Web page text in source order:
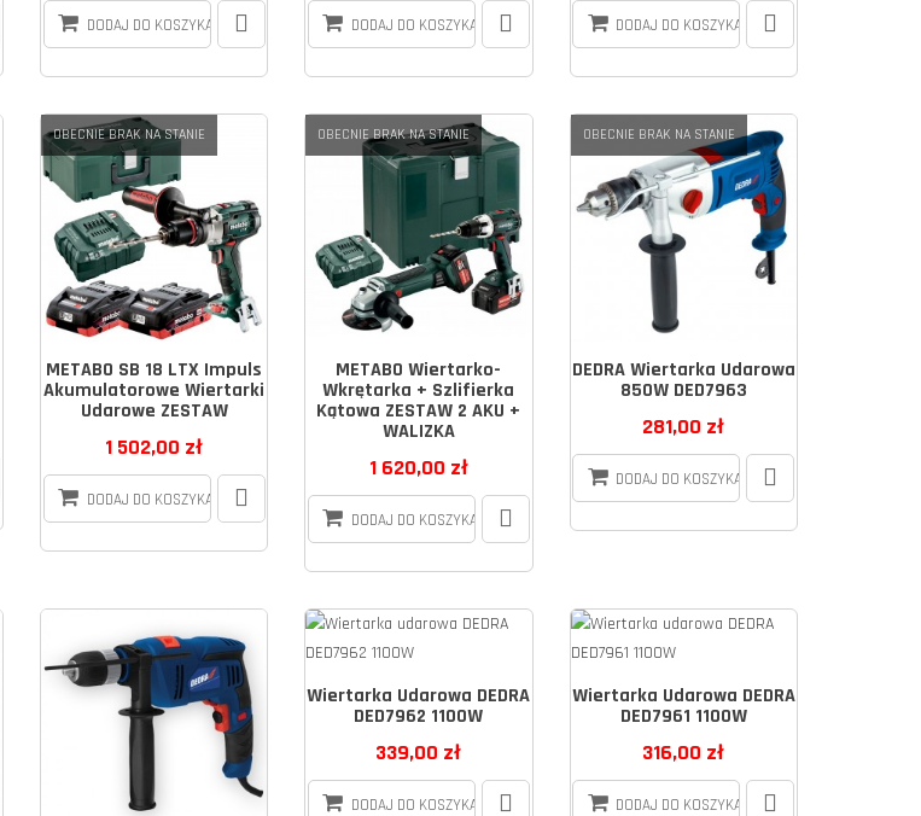
DODAJ DO KOSZYKA DODAJ DO KOSZYKA DODAJ DO KOSZYKA
METABO SB 18 LTX Impuls
Akumulatorowe Wiertarki
Udarowe ZESTAW
1 502,00 zł
DODAJ DO KOSZYKA
OBECNIE BRAK NA STANIE
METABO Wiertarko-
Wkrętarka + Szlifierka
Kątowa ZESTAW 2 AKU +
WALIZKA
1 620,00 zł
DODAJ DO KOSZYKA
OBECNIE BRAK NA STANIE
DEDRA Wiertarka Udarowa
850W DED7963
281,00 zł
DODAJ DO KOSZYKA
OBECNIE BRAK NA STANIE
Wiertarka Udarowa DEDRA
DED7962 1100W
339,00 zł
DODAJ DO KOSZYKA
Wiertarka Udarowa DEDRA
DED7961 1100W
316,00 zł
DODAJ DO KOSZYKA